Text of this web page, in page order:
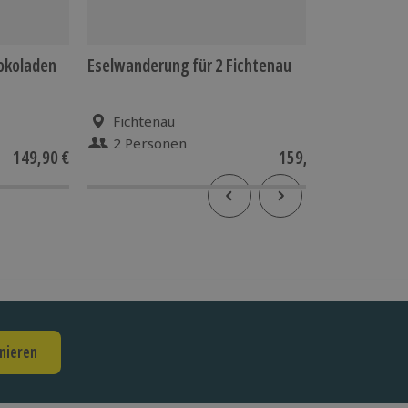
149,90 €
Eselwanderung für 2 Fichtenau
Fichtenau
2 Personen
159,90 €